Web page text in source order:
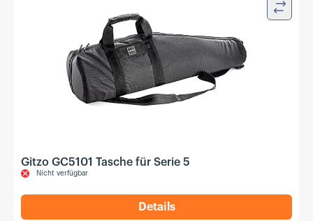
Gitzo GC5101 Tasche für Serie 5
Nicht verfügbar
Details
Gitzo GC5101 Tasche für